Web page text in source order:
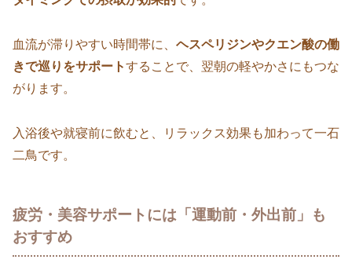
血流が滞りやすい時間帯に、 ヘスペリジンやクエン酸の働
きで巡りをサポートすることで、翌朝の軽やかさにもつな
がります。
入浴後や就寝前に飲むと、リラックス効果も加わって一石
二鳥です。
疲労・美容サポートには「運動前・外出前」も
おすすめ